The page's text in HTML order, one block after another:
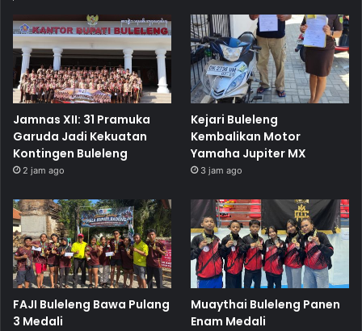
Jamnas XII: 31 Pramuka
Garuda Jadi Kekuatan
Kontingen Buleleng
2 jam ago
Kejari Buleleng
Kembalikan Motor
Yamaha Jupiter MX
3 jam ago
FAJI Buleleng Bawa Pulang
3 Medali
Muaythai Buleleng Panen
Enam Medali